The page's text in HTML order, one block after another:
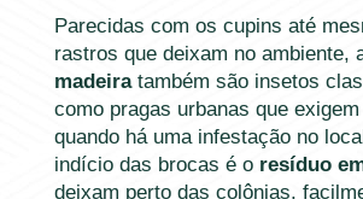
Parecidas com os cupins até
rastros que deixam no ambiente,
madeira também são insetos
como pragas urbanas que
quando há uma infestação no
indício das brocas é o resíduo
deixam perto das colônias,